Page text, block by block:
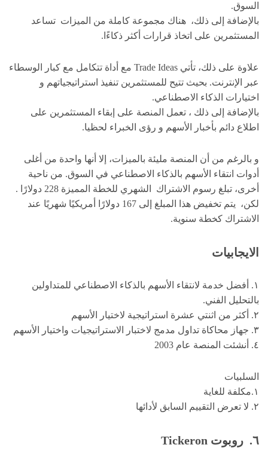
السوق.
بالإضافة إلى ذلك، هناك مجموعة كاملة من الميزات تساعد
المستثمرين على اتخاذ قرارات أكثر ذكاءًا.
علاوة على ذلك، تأتي Trade Ideas مع أداة تتكامل مع كبار الوسطاء
عبر الإنترنت. بحيث تتيح للمستثمرين تنفيذ استراتيجياتهم و
اختيارات الذكاء الاصطناعي.
بالإضافة إلى ذلك ، تعمل المنصة على إبقاء المستثمرين على
اطلاع دائم بأخبار الأسهم و رؤى الخبراء لحظيا.
و بالرغم من أن المنصة مليئة بالميزات، إلا أنها واحدة من أغلى
أدوات انتقاء الأسهم بالذكاء الاصطناعي في السوق. من ناحية
أخرى، تبلغ رسوم الاشتراك الشهري للخطة المميزة 228 دولارًا .
لكن، يتم تخفيض هذا المبلغ إلى 167 دولارًا أمريكيًا شهريًا عند
الاشتراك كخطة سنوية.
الايجابيات
١. أفضل خدمة لانتقاء الأسهم بالذكاء الاصطناعي للمتداولين
بالتحليل الفني.
٢. أكثر من اثنتي عشرة استراتيجية لاختيار الأسهم
٣. جهاز محاكاة تداول مدمج لاختبار الاستراتيجيات واختيار الأسهم
٤. أنشئت المنصة عام 2003
السلبيات
١.مكلفة للغاية
٢. لا تعرض التقييم السابق لأدائها
٦. روبوت Tickeron